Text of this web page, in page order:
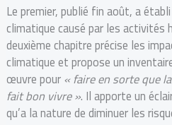
Le premier, publié fin août, a
climatique causé par les activités
deuxième chapitre précise les
climatique et propose un
œuvre pour« faire en sorte que
fait bon vivre ». Il apporte un
qu’a la nature de diminuer les